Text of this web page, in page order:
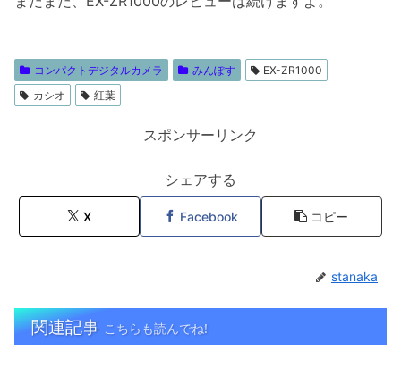
コンパクトデジタルカメラ みんぽす
EX-ZR1000
カシオ
紅葉
スポンサーリンク
シェアする
X Facebook コピー
stanaka
関連記事 こちらも読んでね!